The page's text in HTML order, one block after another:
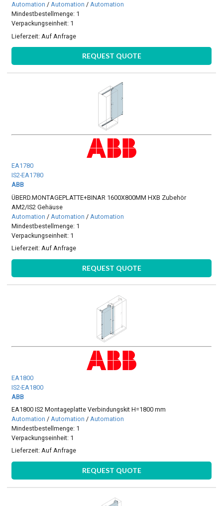
Automation /Automation /Automation
Mindestbestellmenge: 1
Verpackungseinheit: 1
Lieferzeit: Auf Anfrage
REQUEST QUOTE
EA1780
IS2-EA1780
ABB
ÜBERD.MONTAGEPLATTE+BINAR 1600X800MM HXB Zubehör
AM2/IS2 Gehäuse
Automation / Automation / Automation
Mindestbestellmenge: 1
Verpackungseinheit: 1
Lieferzeit: Auf Anfrage
REQUEST QUOTE
EA1800
IS2-EA1800
ABB
EA1800 IS2 Montageplatte Verbindungskit H=1800 mm
Automation /Automation /Automation
Mindestbestellmenge: 1
Verpackungseinheit: 1
Lieferzeit:Auf Anfrage
REQUEST QUOTE